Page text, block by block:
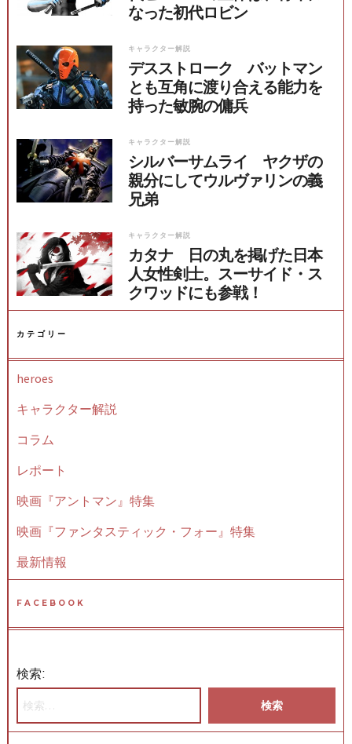
なった初代ロビン
キャラクター解説
デスストローク バットマン
とも互角に渡り合える能力を
持った敏腕の傭兵
キャラクター解説
シルバーサムライ ヤクザの
親分にしてウルヴァリンの義
兄弟
キャラクター解説
カタナ 日の丸を掲げた日本
人女性剣士。スーサイド・ス
クワッドにも参戦！
カテゴリー
heroes
キャラクター解説
コラム
レポート
映画『アントマン』特集
映画『ファンタスティック・フォー』特集
最新情報
FACEBOOK
検索: